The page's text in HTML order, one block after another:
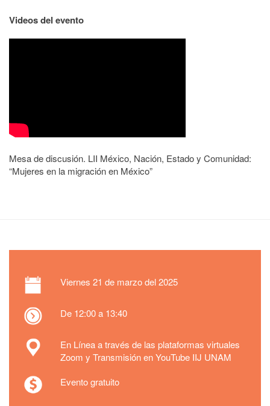
Videos del evento
Mesa de discusión. LII México, Nación, Estado y Comunidad:
“Mujeres en la migración en México”
Viernes 21 de marzo del 2025
De 12:00 a 13:40
En Línea a través de las plataformas virtuales
Zoom y Transmisión en YouTube IIJ UNAM
Evento gratuito